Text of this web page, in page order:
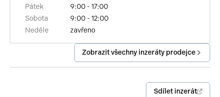
centrál dálkový
parkovací senzory zadní
Pátek
9:00 - 17:00
Sobota
9:00 - 12:00
Neděle
zavřeno
Zobrazit všechny inzeráty prodejce
Sdílet inzerát